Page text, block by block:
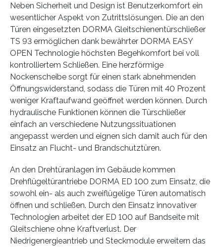
Neben Sicherheit und Design ist Benutzerkomfort ein
wesentlicher Aspekt von Zutrittslösungen. Die an den
Türen eingesetzten DORMA Gleitschienentürschließer
TS 93 ermöglichen dank bewährter DORMA EASY
OPEN Technologie höchsten Begehkomfort bei voll
kontrolliertem Schließen. Eine herzförmige
Nockenscheibe sorgt für einen stark abnehmenden
Öffnungswiderstand, sodass die Türen mit 40 Prozent
weniger Kraftaufwand geöffnet werden können. Durch
hydraulische Funktionen können die Türschließer
einfach an verschiedene Nutzungssituationen
angepasst werden und eignen sich damit auch für den
Einsatz an Flucht- und Brandschutztüren.
An den Drehtüranlagen im Gebäude kommen
Drehflügeltürantriebe DORMA ED 100 zum Einsatz, die
sowohl ein- als auch zweiflügelige Türen automatisch
öffnen und schließen. Durch den Einsatz innovativer
Technologien arbeitet der ED 100 auf Bandseite mit
Gleitschiene ohne Kraftverlust. Der
Niedrigenergieantrieb und Steckmodule erweitern das